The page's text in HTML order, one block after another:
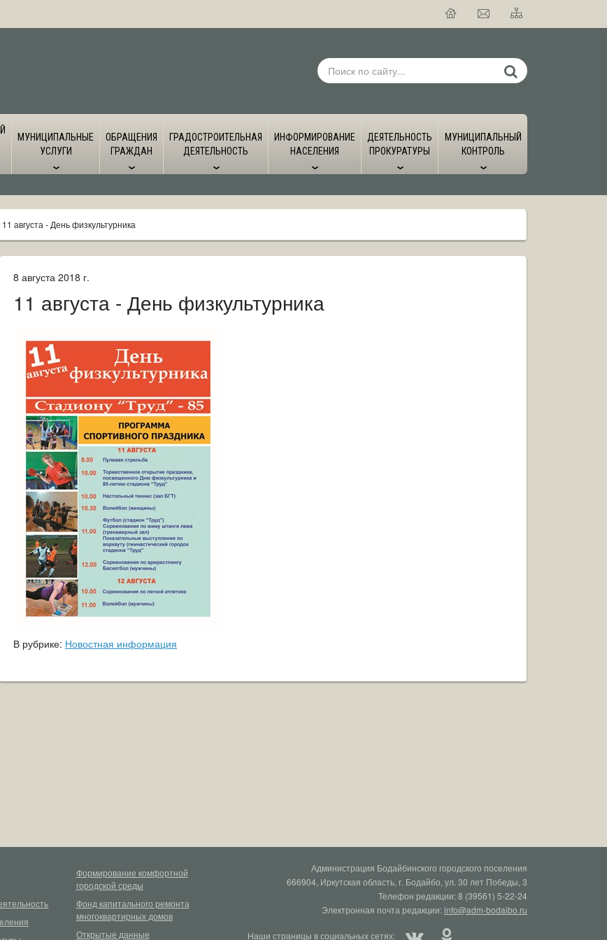
МУНИЦИПАЛЬНЫЕ
УСЛУГИ
ОБРАЩЕНИЯ
ГРАЖДАН
ГРАДОСТРОИТЕЛЬНАЯ
ДЕЯТЕЛЬНОСТЬ
ИНФОРМИРОВАНИЕ
НАСЕЛЕНИЯ
ДЕЯТЕЛЬНОСТЬ
ПРОКУРАТУРЫ
МУНИЦИПАЛЬНЫЙ
КОНТРОЛЬ
11 августа - День физкультурника
8 августа 2018 г.
11 августа - День физкультурника
В рубрике: Новостная информация
Формирование комфортной
городской среды
Фонд капитального ремонта
многоквартирных домов
Открытые данные
Администрация Бодайбинского городского поселения
666904, Иркутская область, г. Бодайбо, ул. 30 лет Победы, 3
Телефон редакции: 8 (39561) 5-22-24
Электронная почта редакции:info@adm-bodaibo.ru
Наши страницы в социальных сетях: